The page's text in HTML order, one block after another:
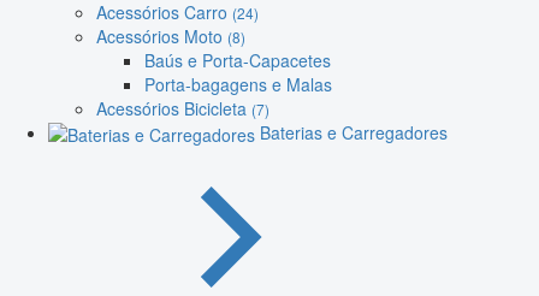
Acessórios Carro (24)
Acessórios Moto (8)
Baús e Porta-Capacetes
Porta-bagagens e Malas
Acessórios Bicicleta (7)
Baterias e Carregadores